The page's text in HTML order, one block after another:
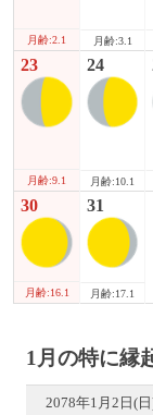
月齢:2.1 月齢:3.1
23
月齢:9.1
24
月齢:10.1
30
月齢:16.1
31
月齢:17.1
1月の特に縁
2078年1月2日(